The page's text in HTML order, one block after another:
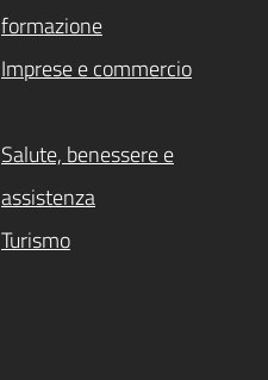
formazione
Imprese e commercio
Salute, benessere e
assistenza
Turismo